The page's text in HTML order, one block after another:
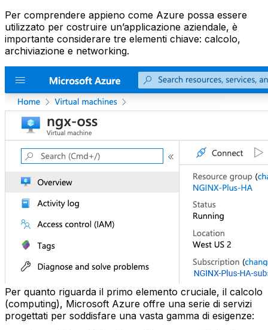
Per comprendere appieno come Azure possa essere
utilizzato per costruire un’applicazione aziendale, è
importante considerare tre elementi chiave: calcolo,
archiviazione e networking.
Per quanto riguarda il primo elemento cruciale, il calcolo
(computing), Microsoft Azure offre una serie di servizi
progettati per soddisfare una vasta gamma di esigenze: